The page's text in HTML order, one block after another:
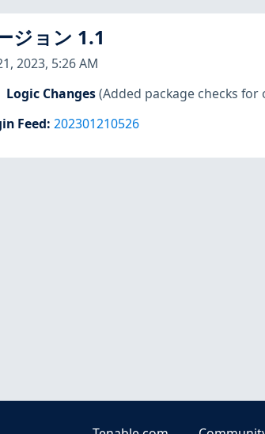
ジョン 1.1
2023, 5:26 AM
Logic Changes (Added package checks for
Feed: 202301210526